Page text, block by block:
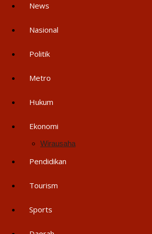
News
Nasional
Politik
Metro
Hukum
Ekonomi
Wirausaha
Pendidikan
Tourism
Sports